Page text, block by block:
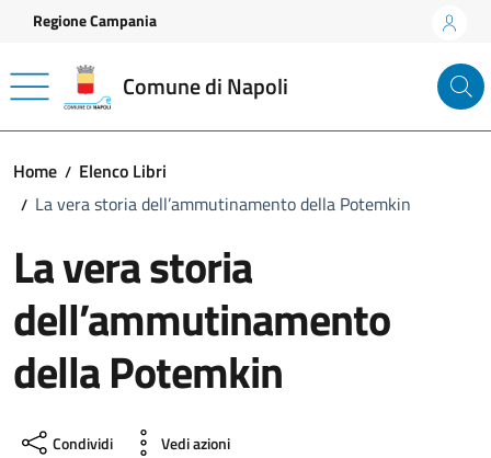
Vai ai contenuti
Vai al footer
Regione Campania
Comune di Napoli
Home
Elenco Libri
La vera storia dell’ammutinamento della Potemkin
La vera storia
dell’ammutinamento
della Potemkin
Condividi Vedi azioni